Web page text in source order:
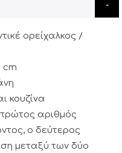
ορείχαλκος /
cm
κουζίνα
αριθμός
ο δεύτερος
μεταξύ των δύο